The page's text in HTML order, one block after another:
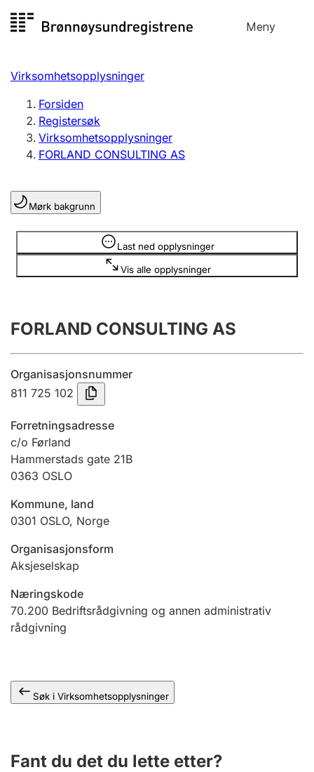
til
Meny
Registersøk
Aksjeselskap
Enkeltpersonforetak
Registrere, endre, slette
Lag og forening
Registrere, endre, slette
Årsregnskap
Innsending og forsinkelsesgebyr
Tinglysing
Jeger
Betaling og jegeravgiftskort
Ektepaktveileder
Andre tema
Virksomhetsopplysninger
Forsiden
Registersøk
Virksomhetsopplysninger
FORLAND CONSULTING AS
Mørk bakgrunn
Last ned opplysninger
Vis alle opplysninger
Opplysninger er skjult
FORLAND CONSULTING AS
Organisasjonsnummer
811 725 102
Forretningsadresse
c/o Førland
Hammerstads gate 21B
0363 OSLO
Kommune, land
0301 OSLO, Norge
Organisasjonsform
Aksjeselskap
Næringskode
70.200 Bedriftsrådgivning og annen administrativ
rådgivning
Søk i Virksomhetsopplysninger
Fant du det du lette etter?